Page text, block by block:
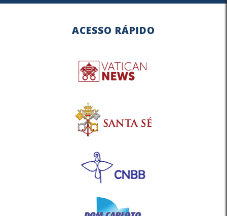
ACESSO RÁPIDO